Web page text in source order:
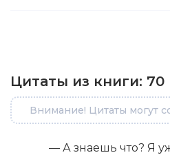
Цитаты из книги: 70
Внимание! Цитаты могут
— А знаешь что? Я